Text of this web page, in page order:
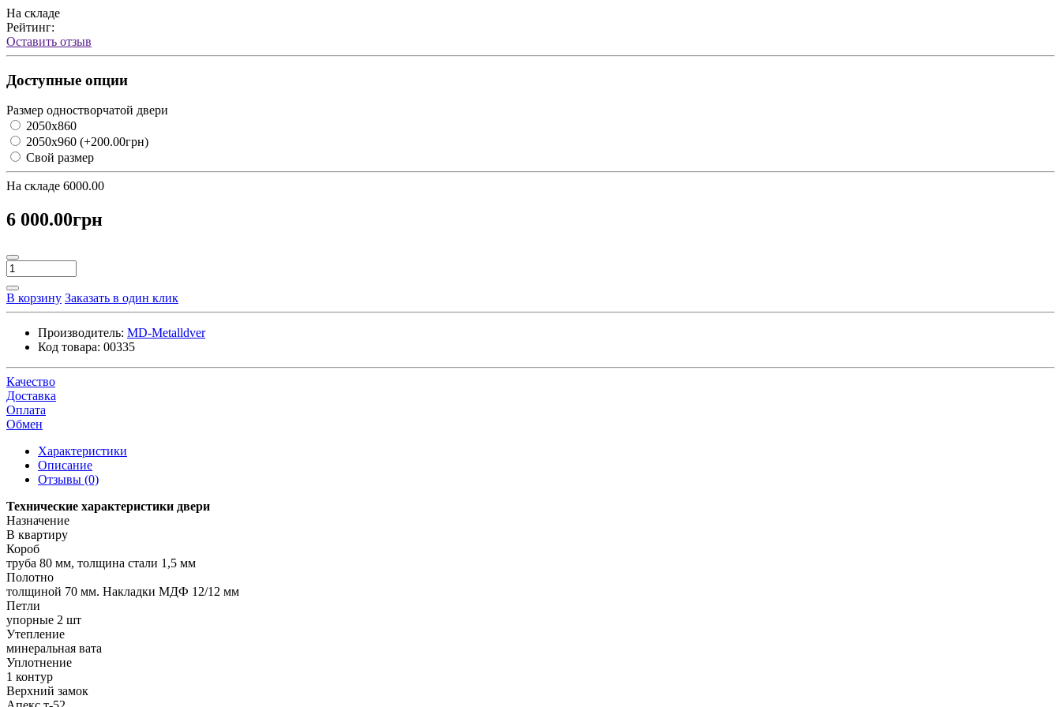
На складе
Рейтинг:
Оставить отзыв
Доступные опции
Размер одностворчатой двери
2050х860
2050х960 (+200.00грн)
Свой размер
На складе 6000.00
6 000.00грн
В корзину Заказать в один клик
Производитель: MD-Metalldver
Код товара: 00335
Качество
Доставка
Оплата
Обмен
Характеристики
Описание
Отзывы (0)
Технические характеристики двери
Назначение
В квартиру
Короб
труба 80 мм, толщина стали 1,5 мм
Полотно
толщиной 70 мм. Накладки МДФ 12/12 мм
Петли
упорные 2 шт
Утепление
минеральная вата
Уплотнение
1 контур
Верхний замок